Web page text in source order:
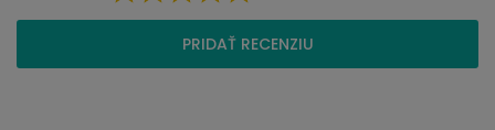
PRIDAŤ RECENZIU